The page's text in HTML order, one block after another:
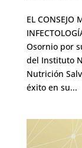
EL CONSEJO
Osornio por
del Instituto
Nutrición
éxito en su...